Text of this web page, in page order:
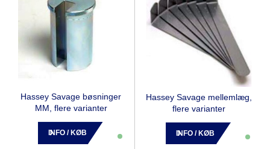
Hassey Savage bøsninger
MM, flere varianter
INFO / KØB
Hassey Savage mellemlæg,
flere varianter
INFO / KØB